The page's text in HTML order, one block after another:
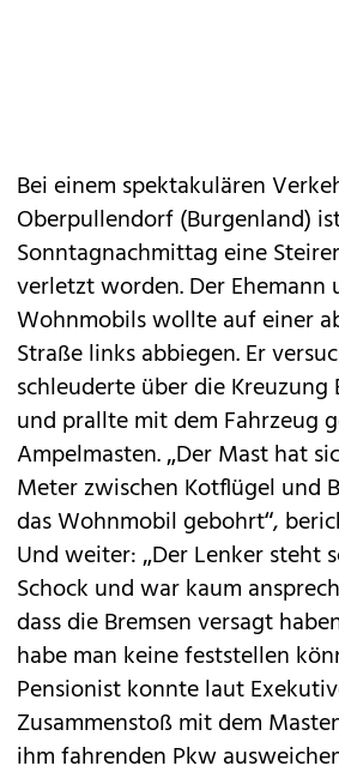
Bei einem spektakulären
Oberpullendorf (Burgenland)
Sonntagnachmittag eine
verletzt worden. Der Ehemann
Wohnmobils wollte auf einer
Straße links abbiegen. Er
schleuderte über die Kreuzung
und prallte mit dem Fahrzeug
Ampelmasten. „Der Mast hat
Meter zwischen Kotflügel und
das Wohnmobil gebohrt“,
Und weiter: „Der Lenker steht
Schock und war kaum
dass die Bremsen versagt
habe man keine feststellen
Pensionist konnte laut
Zusammenstoß mit dem
ihm fahrenden Pkw